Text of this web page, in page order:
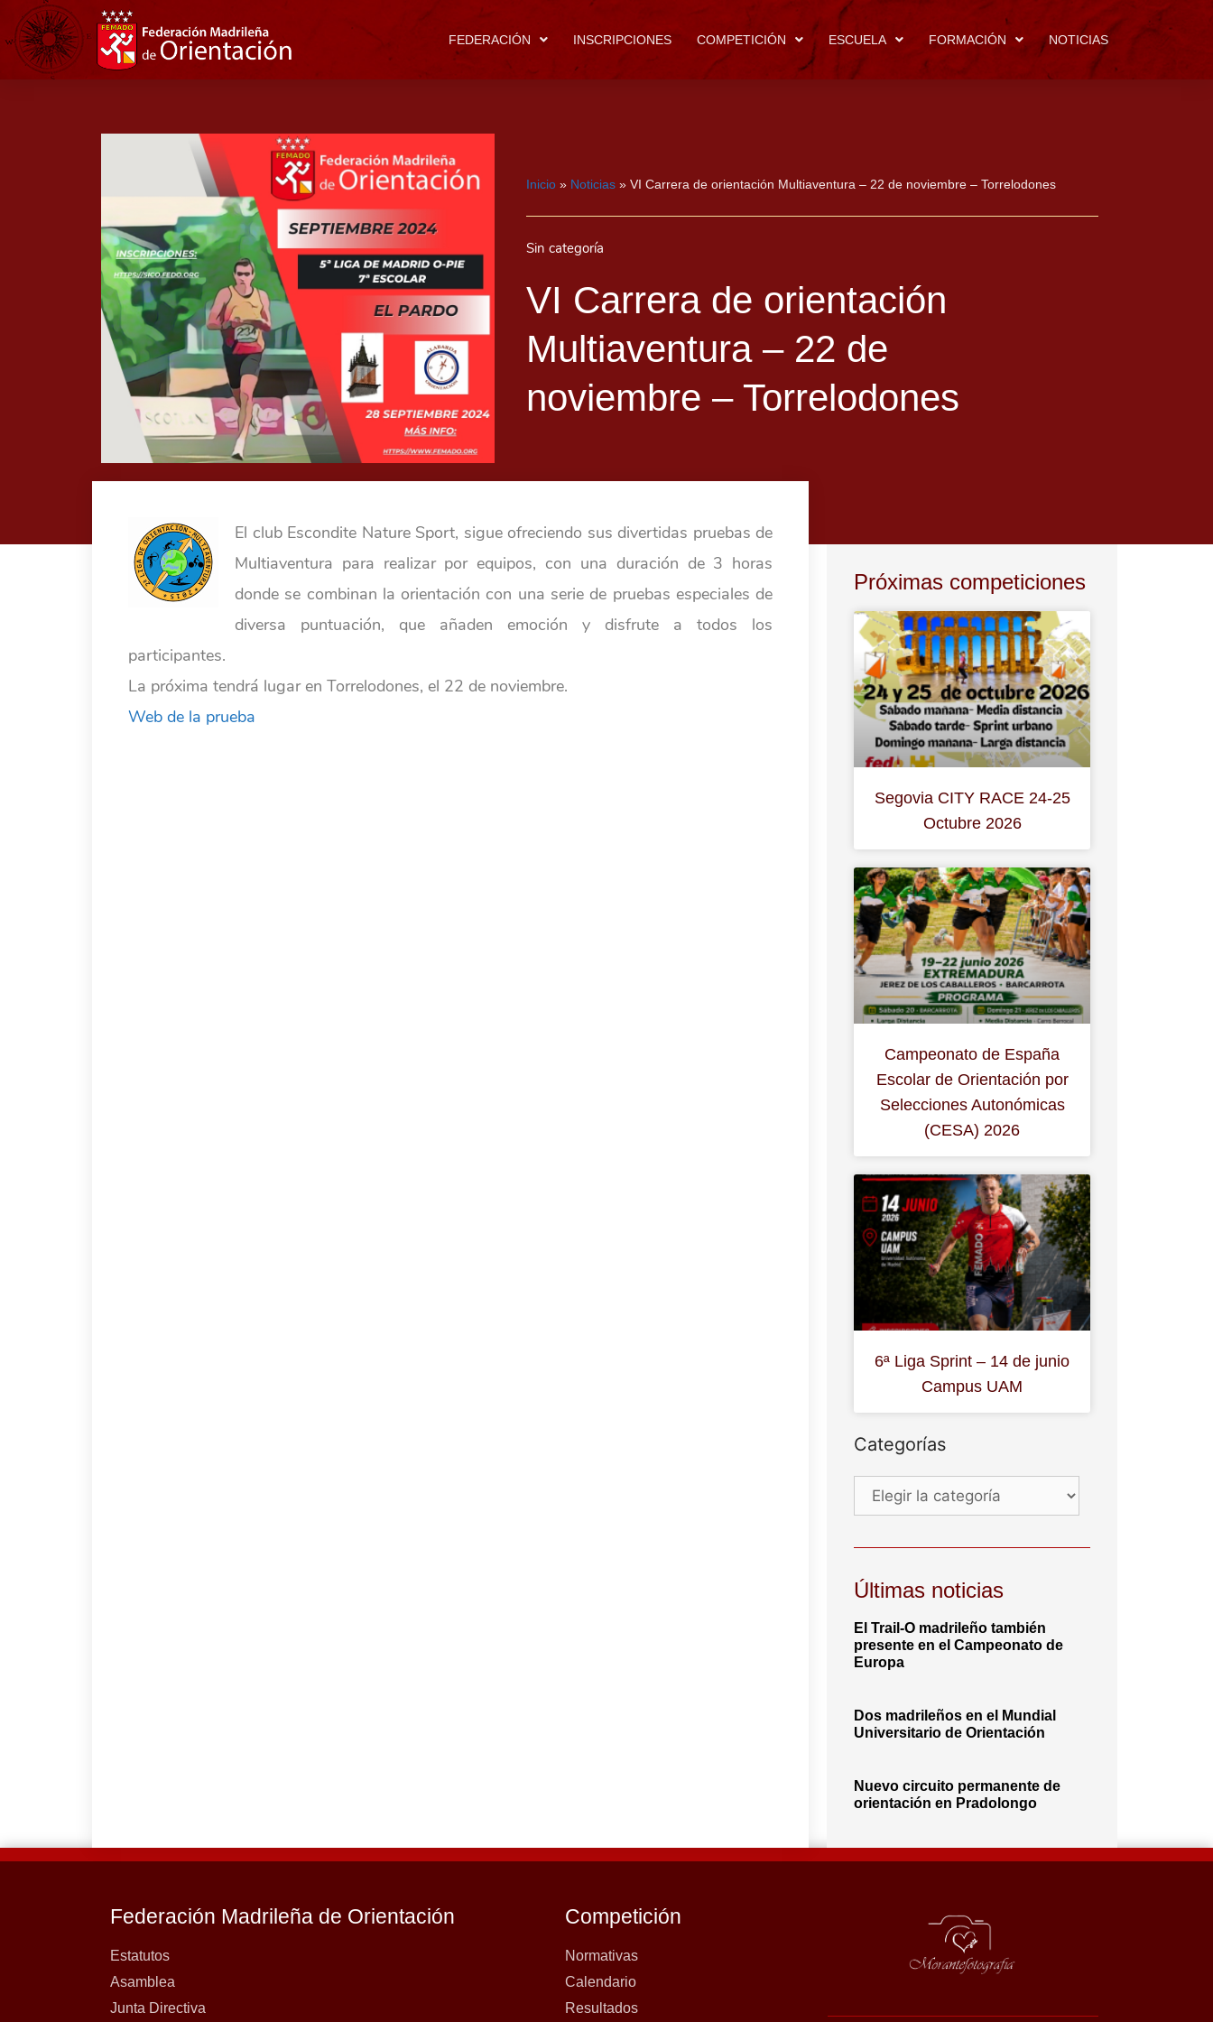
FEDERACIÓN INSCRIPCIONES COMPETICIÓN ESCUELA FORMACIÓN NOTICIAS
Inicio » Noticias » VI Carrera de orientación Multiaventura – 22 de noviembre – Torrelodones
Sin categoría
VI Carrera de orientación
Multiaventura – 22 de
noviembre – Torrelodones
El club Escondite Nature Sport, sigue ofreciendo sus divertidas pruebas de
Multiaventura para realizar por equipos, con una duración de 3 horas
donde se combinan la orientación con una serie de pruebas especiales de
diversa puntuación, que añaden emoción y disfrute a todos los
participantes.
La próxima tendrá lugar en Torrelodones, el 22 de noviembre.
Web de la prueba
Próximas competiciones
Segovia CITY RACE 24-25
Octubre 2026
Campeonato de España
Escolar de Orientación por
Selecciones Autonómicas
(CESA) 2026
6ª Liga Sprint – 14 de junio
Campus UAM
Categorías
Últimas noticias
El Trail-O madrileño también
presente en el Campeonato de
Europa
Dos madrileños en el Mundial
Universitario de Orientación
Nuevo circuito permanente de
orientación en Pradolongo
Federación Madrileña de Orientación
Estatutos
Asamblea
Junta Directiva
Competición
Normativas
Calendario
Resultados